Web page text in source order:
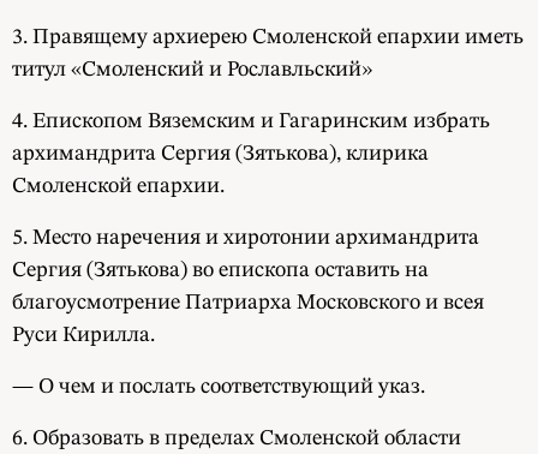
3. Правящему архиерею Смоленской епархии иметь
титул «Смоленский и Рославльский»
4. Епископом Вяземским и Гагаринским избрать
архимандрита Сергия (Зятькова), клирика
Смоленской епархии.
5. Место наречения и хиротонии архимандрита
Сергия (Зятькова) во епископа оставить на
благоусмотрение Патриарха Московского и всея
Руси Кирилла.
— О чем и послать соответствующий указ.
6. Образовать в пределах Смоленской области